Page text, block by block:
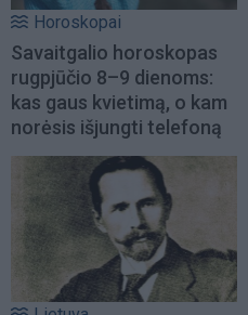
Horoskopai
Savaitgalio horoskopas
rugpjūčio 8–9 dienoms:
kas gaus kvietimą, o kam
norėsis išjungti telefoną